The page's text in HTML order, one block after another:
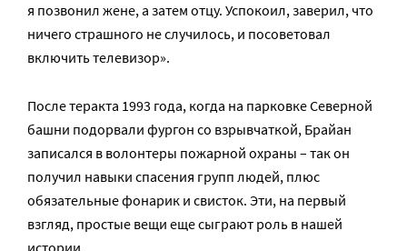
я позвонил жене, а затем отцу. Успокоил, заверил, что
ничего страшного не случилось, и посоветовал
включить телевизор».
После теракта 1993 года, когда на парковке Северной
башни подорвали фургон со взрывчаткой, Брайан
записался в волонтеры пожарной охраны – так он
получил навыки спасения групп людей, плюс
обязательные фонарик и свисток. Эти, на первый
взгляд, простые вещи еще сыграют роль в нашей
истории.